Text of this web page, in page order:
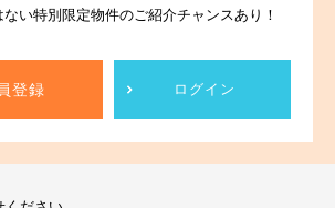
い特別限定物件のご紹介チャンスあり！
登録 ログイン